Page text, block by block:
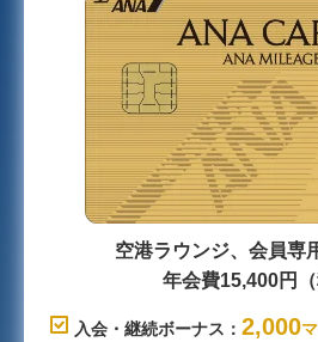
空港ラウンジ、会員専
年会費15,400円（
入会・継続ボーナス： 2,000